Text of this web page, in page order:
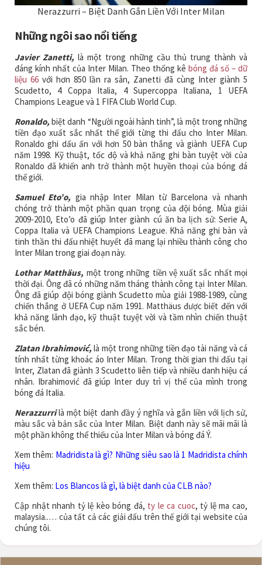
Nerazzurri – Biệt Danh Gắn Liền Với Inter Milan
Những ngôi sao nổi tiếng
Javier Zanetti, là một trong những cầu thủ trung thành và
đáng kính nhất của Inter Milan. Theo thống kê bóng đá số – dữ
liệu 66 với hơn 850 lần ra sân, Zanetti đã cùng Inter giành 5
Scudetto, 4 Coppa Italia, 4 Supercoppa Italiana, 1 UEFA
Champions League và 1 FIFA Club World Cup.
Ronaldo, biệt danh “Người ngoài hành tinh”, là một trong những
tiền đạo xuất sắc nhất thế giới từng thi đấu cho Inter Milan.
Ronaldo ghi dấu ấn với hơn 50 bàn thắng và giành UEFA Cup
năm 1998. Kỹ thuật, tốc độ và khả năng ghi bàn tuyệt vời của
Ronaldo đã khiến anh trở thành một huyền thoại của bóng đá
thế giới.
Samuel Eto’o, gia nhập Inter Milan từ Barcelona và nhanh
chóng trở thành một phần quan trọng của đội bóng. Mùa giải
2009-2010, Eto’o đã giúp Inter giành cú ăn ba lịch sử: Serie A,
Coppa Italia và UEFA Champions League. Khả năng ghi bàn và
tinh thần thi đấu nhiệt huyết đã mang lại nhiều thành công cho
Inter Milan trong giai đoạn này.
Lothar Matthäus, một trong những tiền vệ xuất sắc nhất mọi
thời đại. Ông đã có những năm tháng thành công tại Inter Milan.
Ông đã giúp đội bóng giành Scudetto mùa giải 1988-1989, cùng
chiến thắng ở UEFA Cup năm 1991. Matthäus được biết đến với
khả năng lãnh đạo, kỹ thuật tuyệt vời và tầm nhìn chiến thuật
sắc bén.
Zlatan Ibrahimović, là một trong những tiền đạo tài năng và cá
tính nhất từng khoác áo Inter Milan. Trong thời gian thi đấu tại
Inter, Zlatan đã giành 3 Scudetto liên tiếp và nhiều danh hiệu cá
nhân. Ibrahimović đã giúp Inter duy trì vị thế của mình trong
bóng đá Italia.
Nerazzurrilà một biệt danh đầy ý nghĩa và gắn liền với lịch sử,
màu sắc và bản sắc của Inter Milan. Biệt danh này sẽ mãi mãi là
một phần không thể thiếu của Inter Milan và bóng đá Ý.
Xem thêm: Madridista là gì? Những siêu sao là 1 Madridista chính
hiệu
Xem thêm: Los Blancos là gì, là biệt danh của CLB nào?
Cập nhật nhanh tỷ lệ kèo bóng đá, ty le ca cuoc, tỷ lệ ma cao,
malaysia..… của tất cả các giải đấu trên thế giới tại website của
chúng tôi.